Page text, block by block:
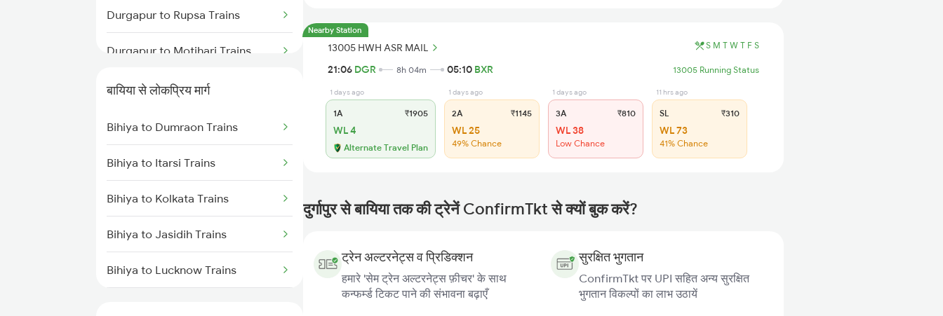
Bihiya to Moradabad Trains
Durgapur to Rupsa Trains
Durgapur to Motihari Trains
Durgapur to Barrackpore Trains
Durgapur to Bhopal Trains
Durgapur to Barkakana Trains
Durgapur to Varanasi Trains
Durgapur to Badshahpur Trains
Durgapur to Bhusawal Trains
बायिया से लोकप्रिय मार्ग
Bihiya to Dumraon Trains
Bihiya to Itarsi Trains
Bihiya to Kolkata Trains
Bihiya to Jasidih Trains
Bihiya to Lucknow Trains
Nearby Station
13005 HWH ASR MAIL S M T W T F S
21:06 DGR 8h 04m 05:10 BXR 13005 Running Status
1 days ago
1A ₹1905
WL 4
Alternate Travel Plan
1 days ago
2A ₹1145
WL 25
49% Chance
1 days ago
3A ₹810
WL 38
Low Chance
11 hrs ago
SL ₹310
WL 73
41% Chance
दुर्गापुर से बायिया तक की ट्रेनें ConfirmTkt से क्यों बुक करें?
ट्रेन अल्टरनेट्स व प्रिडिक्शन
हमारे 'सेम ट्रेन अल्टरनेट्स फ़ीचर' के साथ
कन्फर्म्ड टिकट पाने की संभावना बढ़ाएँ
सुरक्षित भुगतान
ConfirmTkt पर UPI सहित अन्य सुरक्षित
भुगतान विकल्पों का लाभ उठायें